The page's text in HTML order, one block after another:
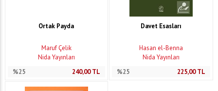
Ortak Payda
Maruf Çelik
Nida Yayınları
%25
240,00TL
Davet Esasları
Hasan el-Benna
Nida Yayınları
%25
225,00TL